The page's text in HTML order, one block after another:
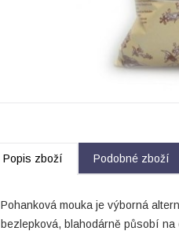
Popis zboží Podobné zboží
Pohanková mouka je výborná
bezlepková, blahodárně působí